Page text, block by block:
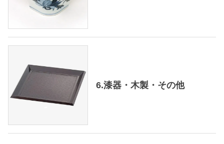
6.漆器・木製・その他